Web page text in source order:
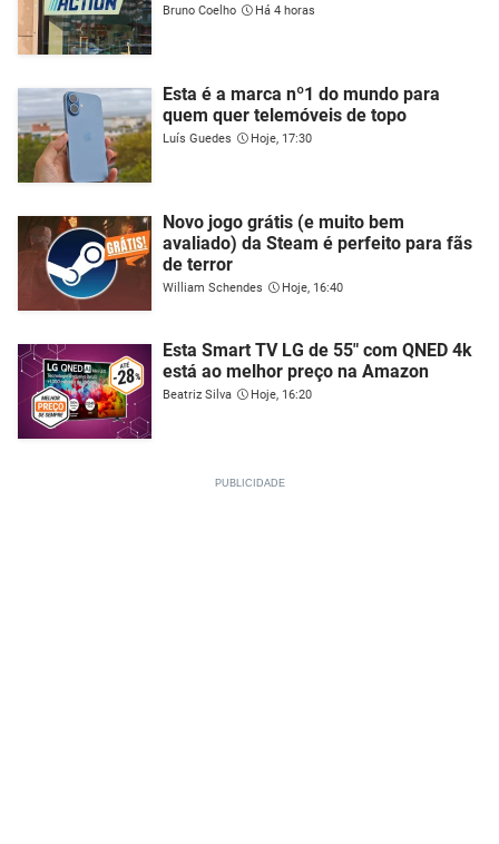
Bruno Coelho Há 4 horas
Esta é a marca nº1 do mundo para
quem quer telemóveis de topo
Luís Guedes Hoje, 17:30
Novo jogo grátis (e muito bem
avaliado) da Steam é perfeito para fãs
de terror
William Schendes Hoje, 16:40
Esta Smart TV LG de 55" com QNED 4k
está ao melhor preço na Amazon
Beatriz Silva Hoje, 16:20